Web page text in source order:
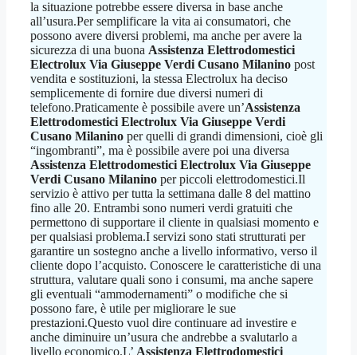
la situazione potrebbe essere diversa in base anche
all’usura.Per semplificare la vita ai consumatori, che
possono avere diversi problemi, ma anche per avere la
sicurezza di una buona Assistenza Elettrodomestici
Electrolux Via Giuseppe Verdi Cusano Milanino post
vendita e sostituzioni, la stessa Electrolux ha deciso
semplicemente di fornire due diversi numeri di
telefono.Praticamente è possibile avere un’Assistenza
Elettrodomestici Electrolux Via Giuseppe Verdi
Cusano Milanino per quelli di grandi dimensioni, cioè gli
“ingombranti”, ma è possibile avere poi una diversa
Assistenza Elettrodomestici Electrolux Via Giuseppe
Verdi Cusano Milanino per piccoli elettrodomestici.Il
servizio è attivo per tutta la settimana dalle 8 del mattino
fino alle 20. Entrambi sono numeri verdi gratuiti che
permettono di supportare il cliente in qualsiasi momento e
per qualsiasi problema.I servizi sono stati strutturati per
garantire un sostegno anche a livello informativo, verso il
cliente dopo l’acquisto. Conoscere le caratteristiche di una
struttura, valutare quali sono i consumi, ma anche sapere
gli eventuali “ammodernamenti” o modifiche che si
possono fare, è utile per migliorare le sue
prestazioni.Questo vuol dire continuare ad investire e
anche diminuire un’usura che andrebbe a svalutarlo a
livello economico.L’ Assistenza Elettrodomestici